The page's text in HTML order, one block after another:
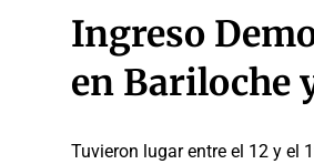
Ingreso
en Bariloche
Tuvieron lugar entre el 12 y el